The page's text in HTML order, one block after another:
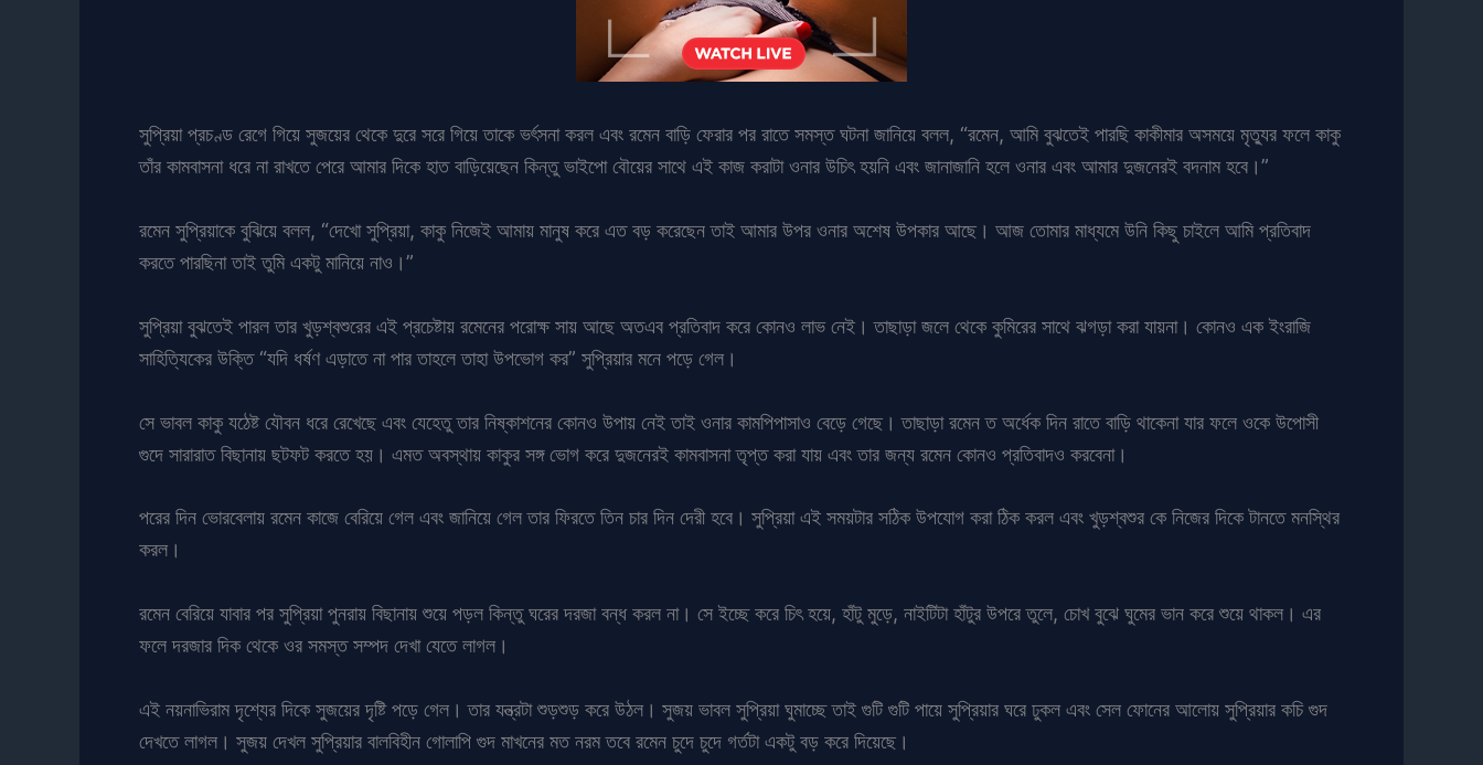
সুপ্রিয়া প্রচণ্ড রেগে গিয়ে সুজয়ের থেকে দুরে সরে গিয়ে তাকে ভর্ৎসনা করল এবং রমেন বাড়ি ফেরার পর রাতে সমস্ত ঘটনা জানিয়ে বলল, “রমেন, আমি বুঝতেই পারছি কাকীমার অসময়ে মৃত্যুর ফলে কাকু
তাঁর কামবাসনা ধরে না রাখতে পেরে আমার দিকে হাত বাড়িয়েছেন কিন্তু ভাইপো বৌয়ের সাথে এই কাজ করাটা ওনার উচিৎ হয়নি এবং জানাজানি হলে ওনার এবং আমার দুজনেরই বদনাম হবে।”
রমেন সুপ্রিয়াকে বুঝিয়ে বলল, “দেখো সুপ্রিয়া, কাকু নিজেই আমায় মানুষ করে এত বড় করেছেন তাই আমার উপর ওনার অশেষ উপকার আছে। আজ তোমার মাধ্যমে উনি কিছু চাইলে আমি প্রতিবাদ
করতে পারছিনা তাই তুমি একটু মানিয়ে নাও।”
সুপ্রিয়া বুঝতেই পারল তার খুড়শ্বশুরের এই প্রচেষ্টায় রমেনের পরোক্ষ সায় আছে অতএব প্রতিবাদ করে কোনও লাভ নেই। তাছাড়া জলে থেকে কুমিরের সাথে ঝগড়া করা যায়না। কোনও এক ইংরাজি
সাহিত্যিকের উক্তি “যদি ধর্ষণ এড়াতে না পার তাহলে তাহা উপভোগ কর” সুপ্রিয়ার মনে পড়ে গেল।
সে ভাবল কাকু যঠেষ্ট যৌবন ধরে রেখেছে এবং যেহেতু তার নিষ্কাশনের কোনও উপায় নেই তাই ওনার কামপিপাসাও বেড়ে গেছে। তাছাড়া রমেন ত অর্ধেক দিন রাতে বাড়ি থাকেনা যার ফলে ওকে উপোসী
গুদে সারারাত বিছানায় ছটফট করতে হয়। এমত অবস্থায় কাকুর সঙ্গ ভোগ করে দুজনেরই কামবাসনা তৃপ্ত করা যায় এবং তার জন্য রমেন কোনও প্রতিবাদও করবেনা।
পরের দিন ভোরবেলায় রমেন কাজে বেরিয়ে গেল এবং জানিয়ে গেল তার ফিরতে তিন চার দিন দেরী হবে। সুপ্রিয়া এই সময়টার সঠিক উপযোগ করা ঠিক করল এবং খুড়শ্বশুর কে নিজের দিকে টানতে মনস্থির
করল।
রমেন বেরিয়ে যাবার পর সুপ্রিয়া পুনরায় বিছানায় শুয়ে পড়ল কিন্তু ঘরের দরজা বন্ধ করল না। সে ইচ্ছে করে চিৎ হয়ে, হাঁটু মুড়ে, নাইটিটা হাঁটুর উপরে তুলে, চোখ বুঝে ঘুমের ভান করে শুয়ে থাকল। এর
ফলে দরজার দিক থেকে ওর সমস্ত সম্পদ দেখা যেতে লাগল।
এই নয়নাভিরাম দৃশ্যের দিকে সুজয়ের দৃষ্টি পড়ে গেল। তার যন্ত্রটা শুড়শুড় করে উঠল। সুজয় ভাবল সুপ্রিয়া ঘুমাচ্ছে তাই গুটি গুটি পায়ে সুপ্রিয়ার ঘরে ঢুকল এবং সেল ফোনের আলোয় সুপ্রিয়ার কচি গুদ
দেখতে লাগল। সুজয় দেখল সুপ্রিয়ার বালবিহীন গোলাপি গুদ মাখনের মত নরম তবে রমেন চুদে চুদে গর্তটা একটু বড় করে দিয়েছে।